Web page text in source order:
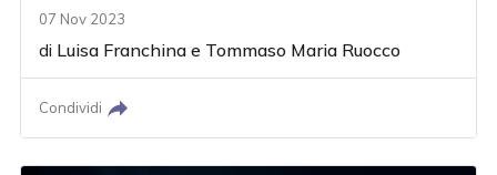
07 Nov 2023
di Luisa Franchina e Tommaso Maria Ruocco
Condividi